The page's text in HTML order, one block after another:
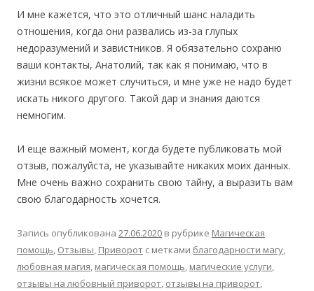
И мне кажется, что это отличный шанс наладить
отношения, когда они развались из-за глупых
недоразумений и завистников. Я обязательно сохраню
ваши контакты, Анатолий, так как я понимаю, что в
жизни всякое может случиться, и мне уже не надо будет
искать никого другого. Такой дар и знания даются
немногим.
И еще важный момент, когда будете публиковать мой
отзыв, пожалуйста, не указывайте никаких моих данных.
Мне очень важно сохранить свою тайну, а выразить вам
свою благодарность хочется.
Запись опубликована 27.06.2020 в рубрике Магическая
помощь, Отзывы, Приворот с метками благодарности магу,
любовная магия, магическая помощь, магические услуги,
отзывы на любовный приворот, отзывы на приворот,